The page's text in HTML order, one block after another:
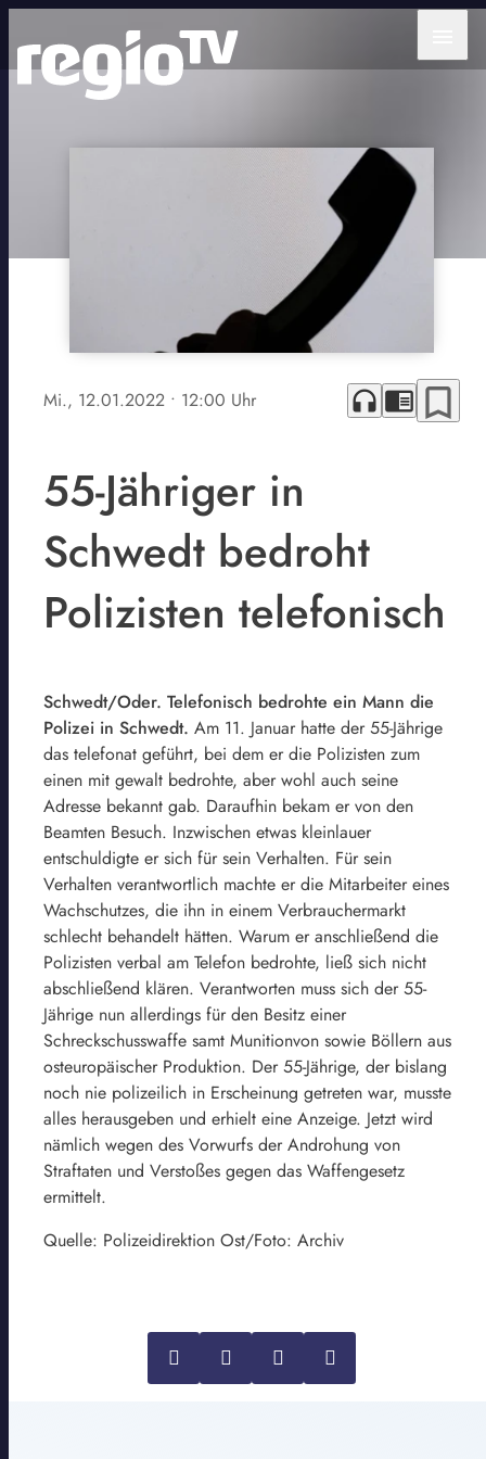
Mi., 12.01.2022 • 12:00 Uhr headphones chrome_reader_mode bookmark_border
55-Jähriger in
Schwedt bedroht
Polizisten telefonisch
Schwedt/Oder. Telefonisch bedrohte ein Mann die
Polizei in Schwedt. Am 11. Januar hatte der 55-Jährige
das telefonat geführt, bei dem er die Polizisten zum
einen mit gewalt bedrohte, aber wohl auch seine
Adresse bekannt gab. Daraufhin bekam er von den
Beamten Besuch. Inzwischen etwas kleinlauer
entschuldigte er sich für sein Verhalten. Für sein
Verhalten verantwortlich machte er die Mitarbeiter eines
Wachschutzes, die ihn in einem Verbrauchermarkt
schlecht behandelt hätten. Warum er anschließend die
Polizisten verbal am Telefon bedrohte, ließ sich nicht
abschließend klären. Verantworten muss sich der 55-
Jährige nun allerdings für den Besitz einer
Schreckschusswaffe samt Munitionvon sowie Böllern aus
osteuropäischer Produktion. Der 55-Jährige, der bislang
noch nie polizeilich in Erscheinung getreten war, musste
alles herausgeben und erhielt eine Anzeige. Jetzt wird
nämlich wegen des Vorwurfs der Androhung von
Straftaten und Verstoßes gegen das Waffengesetz
ermittelt.
Quelle: Polizeidirektion Ost/Foto: Archiv